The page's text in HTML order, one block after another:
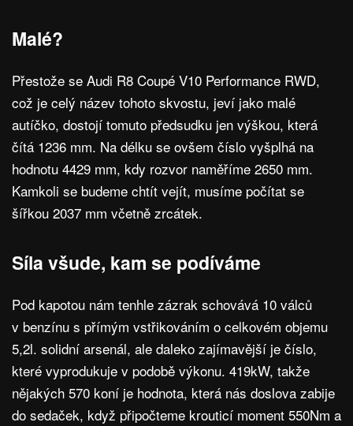
Malé?
Přestože se Audi R8 Coupé V10 Performance RWD,
což je celý název tohoto skvostu, jeví jako malé
autíčko, dostojí tomuto předsudku jen výškou, která
čítá 1236 mm. Na délku se ovšem číslo vyšplhá na
hodnotu 4429 mm, kdy rozvor naměříme 2650 mm.
Kamkoli se budeme chtít vejít, musíme počítat se
šířkou 2037 mm včetně zrcátek.
Síla všude, kam se podíváme
Pod kapotou nám tenhle zázrak schovává 10 válců
v benzínu s přímým vstřikováním o celkovém objemu
5,2l. solidní arsenál, ale daleko zajímavější je číslo,
které vyprodukuje v podobě výkonu. 419kW, takže
nějakých 570 koní je hodnota, která nás doslova zabije
do sedaček, když připočteme krouticí moment 550Nm a